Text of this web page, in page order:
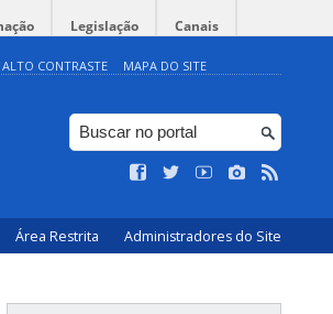
Legislação Canais
ALTO CONTRASTE MAPA DO SITE
Área Restrita Administradores do Site